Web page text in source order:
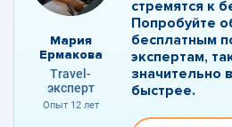
Мария
Ермакова
Travel-
эксперт
Опыт 12 лет
стремятся к
Попробуйте
бесплатным
экспертам,
значительно
быстрее.